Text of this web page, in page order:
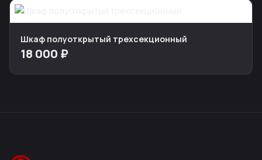
Шкаф полуоткрытый трехсекционный
18 000 ₽